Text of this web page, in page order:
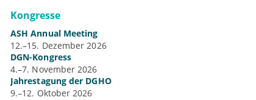
Kongresse
ASH Annual Meeting
12.–15. Dezember 2026
DGN-Kongress
4.–7. November 2026
Jahrestagung der DGHO
9.–12. Oktober 2026